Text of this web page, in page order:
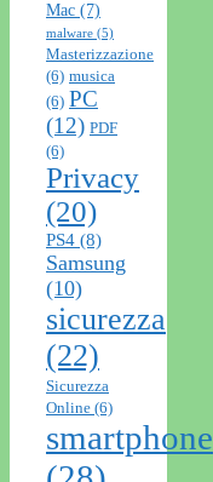
Mac (7)
malware (5)
Masterizzazione
(6) musica
(6) PC
(12) PDF
(6)
Privacy
(20)
PS4 (8)
Samsung
(10)
sicurezza
(22)
Sicurezza
Online (6)
smartphone